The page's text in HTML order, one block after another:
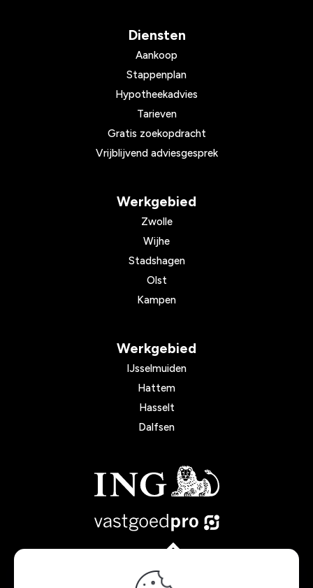
Diensten
Aankoop
Stappenplan
Hypotheekadvies
Tarieven
Gratis zoekopdracht
Vrijblijvend adviesgesprek
Werkgebied
Zwolle
Wijhe
Stadshagen
Olst
Kampen
Werkgebied
IJsselmuiden
Hattem
Hasselt
Dalfsen